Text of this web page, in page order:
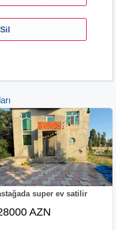
Sil
super ev satilir
AZN